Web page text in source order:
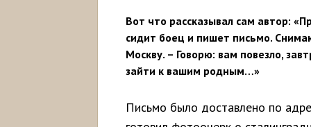
Вот что рассказывал сам автор:
сидит боец и пишет письмо.
Москву. – Говорю: вам повезло,
зайти к вашим родным…»
Письмо было доставлено по